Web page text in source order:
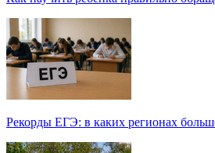
Рекорды ЕГЭ: в каких регионах